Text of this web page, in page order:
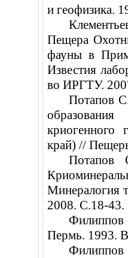
и геофизика.
Пещера
фауны в
Известия
во ИРГТУ.
Потапов
криогенного
край) //
Минералогия
2008. С.18-43.
Филиппов
Пермь. 1993.
Филиппов